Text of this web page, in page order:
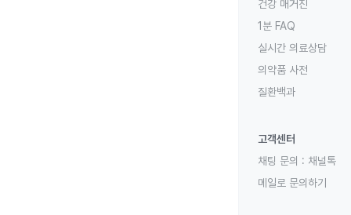
건강 매거진
1분 FAQ
실시간 의료상담
의약품 사전
질환백과
고객센터
채팅 문의 : 채널톡
메일로 문의하기